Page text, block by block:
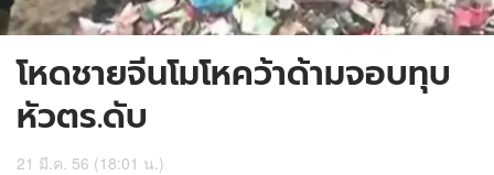
โหดชายจีนโมโหคว้าด้ามจอบทุบ
หัวตร.ดับ
21 มี.ค. 56 (18:01 น.)